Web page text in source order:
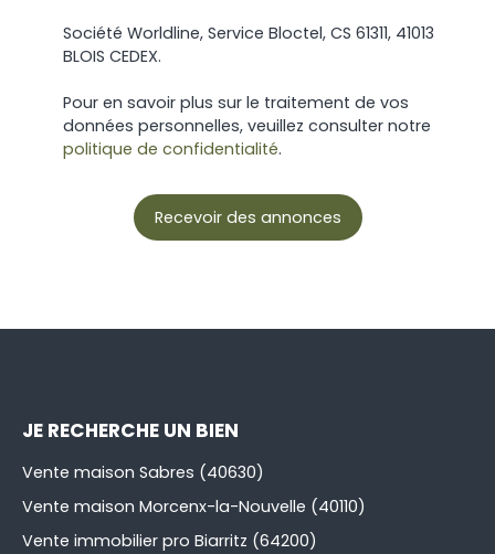
Société Worldline, Service Bloctel, CS 61311, 41013
BLOIS CEDEX.
Pour en savoir plus sur le traitement de vos
données personnelles, veuillez consulter notre
politique de confidentialité.
Recevoir des annonces
JE RECHERCHE UN BIEN
Vente maison Sabres (40630)
Vente maison Morcenx-la-Nouvelle (40110)
Vente immobilier pro Biarritz (64200)